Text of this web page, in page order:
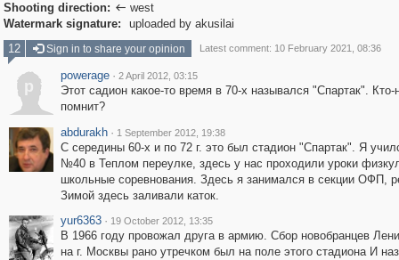
Shooting direction:  west
Watermark signature:
uploaded by akusilai
12
Sign in to share your opinion Latest comment: 10 February 2021, 08:36
p
powerage · 2 April 2012, 03:15
Этот садион какое-то время в 70-х назывался "Спартак". Кто-
помнит?
abdurakh · 1 September 2012, 19:38
С середины 60-х и по 72 г. это был стадион "Спартак". Я
№40 в Теплом переулке, здесь у нас проходили уроки
школьные соревнования. Здесь я занимался в секции ОФП,
Зимой здесь заливали каток.
yur6363 · 19 October 2012, 13:35
В 1966 году провожал друга в армию. Сбор новобранцев
на г. Москвы рано утречком был на поле этого стадиона И